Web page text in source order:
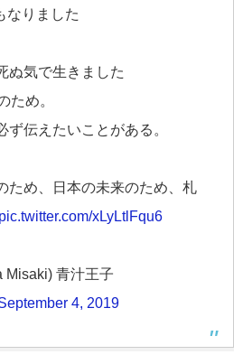
なりました
ぬ気で生きました
ため。
ず伝えたいことがある。
ため、日本の未来のため、札
pic.twitter.com/xLyLtlFqu6
青汁王子
4, 2019